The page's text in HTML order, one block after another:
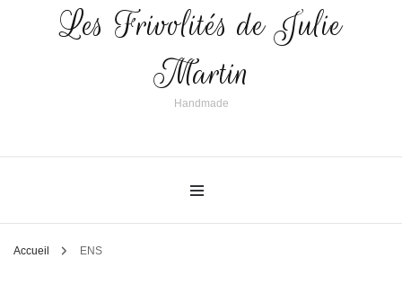
Les Frivolités de Julie
Martin
Handmade
Accueil ENS